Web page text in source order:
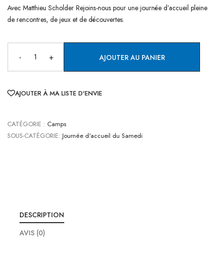
Avec Matthieu Scholder Rejoins-nous pour une journée d’accueil pleine
de rencontres, de jeux et de découvertes.
- + AJOUTER AU PANIER
AJOUTER À MA LISTE D'ENVIE
CATÉGORIE : Camps
SOUS-CATÉGORIE: Journée d'accueil du Samedi
DESCRIPTION
AVIS (0)